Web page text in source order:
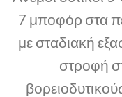
7 μποφόρ στα
με σταδιακή
στροφή